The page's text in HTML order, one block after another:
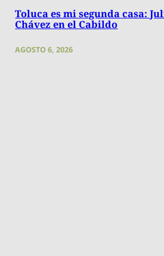
Toluca es mi segunda casa:
Chávez en el Cabildo
AGOSTO 6, 2026